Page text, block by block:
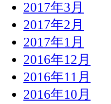
2017年3月
2017年2月
2017年1月
2016年12月
2016年11月
2016年10月